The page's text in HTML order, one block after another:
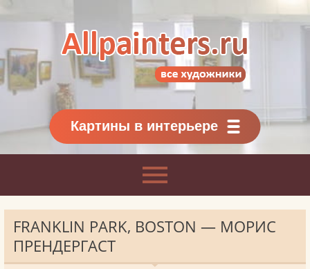
Картины классиков
и современников
Картины в интерьере
FRANKLIN PARK, BOSTON — МОРИС
ПРЕНДЕРГАСТ